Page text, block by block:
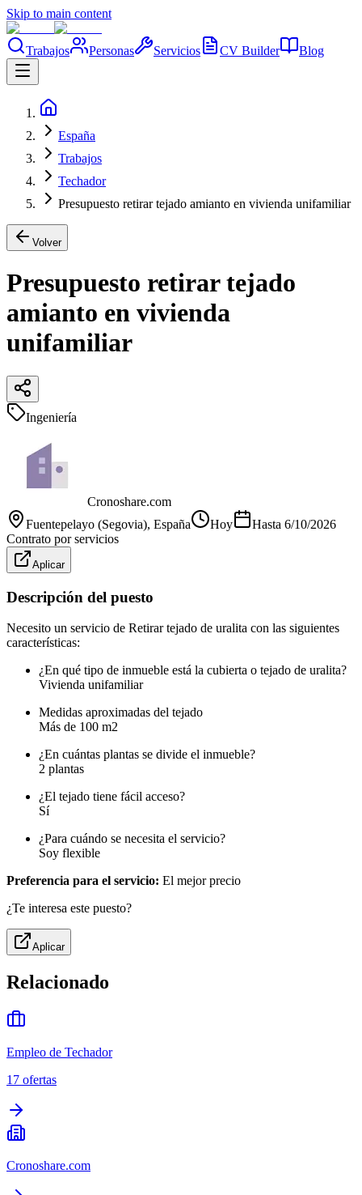
Skip to main content
Trabajos Personas Servicios CV Builder Blog
España
Trabajos
Techador
Presupuesto retirar tejado amianto en vivienda unifamiliar
Volver
Presupuesto retirar tejado
amianto en vivienda
unifamiliar
Ingeniería
Cronoshare.com
Fuentepelayo (Segovia), España Hoy Hasta 6/10/2026
Contrato por servicios
Aplicar
Descripción del puesto
Necesito un servicio de Retirar tejado de uralita con las siguientes
características:
¿En qué tipo de inmueble está la cubierta o tejado de uralita?
Vivienda unifamiliar
Medidas aproximadas del tejado
Más de 100 m2
¿En cuántas plantas se divide el inmueble?
2 plantas
¿El tejado tiene fácil acceso?
Sí
¿Para cuándo se necesita el servicio?
Soy flexible
Preferencia para el servicio: El mejor precio
¿Te interesa este puesto?
Aplicar
Relacionado
Empleo de Techador
17 ofertas
Cronoshare.com